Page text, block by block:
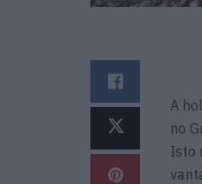
A
no
Isto